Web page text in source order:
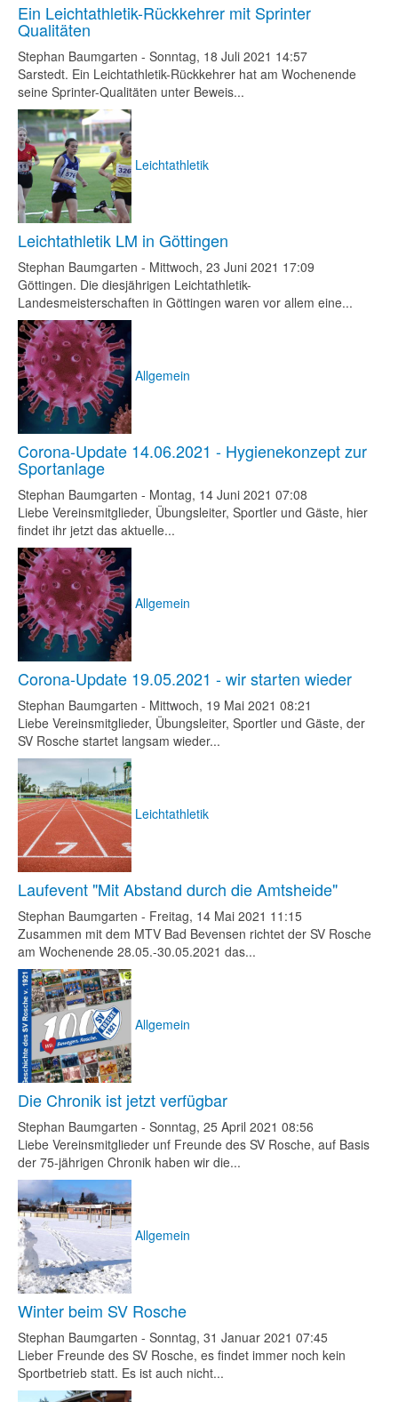
Ein Leichtathletik-Rückkehrer mit Sprinter
Qualitäten
Stephan Baumgarten - Sonntag, 18 Juli 2021 14:57
Sarstedt. Ein Leichtathletik-Rückkehrer hat am Wochenende
seine Sprinter-Qualitäten unter Beweis...
Leichtathletik
Leichtathletik LM in Göttingen
Stephan Baumgarten - Mittwoch, 23 Juni 2021 17:09
Göttingen. Die diesjährigen Leichtathletik-
Landesmeisterschaften in Göttingen waren vor allem eine...
Allgemein
Corona-Update 14.06.2021 - Hygienekonzept zur
Sportanlage
Stephan Baumgarten - Montag, 14 Juni 2021 07:08
Liebe Vereinsmitglieder, Übungsleiter, Sportler und Gäste, hier
findet ihr jetzt das aktuelle...
Allgemein
Corona-Update 19.05.2021 - wir starten wieder
Stephan Baumgarten - Mittwoch, 19 Mai 2021 08:21
Liebe Vereinsmitglieder, Übungsleiter, Sportler und Gäste, der
SV Rosche startet langsam wieder...
Leichtathletik
Laufevent "Mit Abstand durch die Amtsheide"
Stephan Baumgarten - Freitag, 14 Mai 2021 11:15
Zusammen mit dem MTV Bad Bevensen richtet der SV Rosche
am Wochenende 28.05.-30.05.2021 das...
Allgemein
Die Chronik ist jetzt verfügbar
Stephan Baumgarten - Sonntag, 25 April 2021 08:56
Liebe Vereinsmitglieder unf Freunde des SV Rosche, auf Basis
der 75-jährigen Chronik haben wir die...
Allgemein
Winter beim SV Rosche
Stephan Baumgarten - Sonntag, 31 Januar 2021 07:45
Lieber Freunde des SV Rosche, es findet immer noch kein
Sportbetrieb statt. Es ist auch nicht...